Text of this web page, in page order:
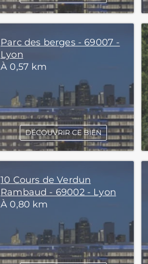
Parc des berges - 69007 -
Lyon
À 0,57 km
DÉCOUVRIR CE BIEN
10 Cours de Verdun
Rambaud - 69002 - Lyon
À 0,80 km